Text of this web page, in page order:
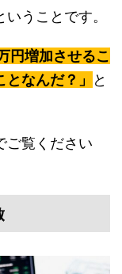
いうことです。
円増加させるこ
なんだ？」
と
ご覧ください